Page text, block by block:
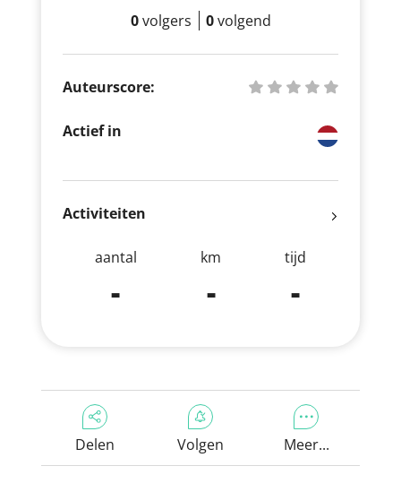
0volgers 0volgend
Auteurscore:
Actief in
Activiteiten
aantal
-
km
-
tijd
-
Delen Volgen Meer...